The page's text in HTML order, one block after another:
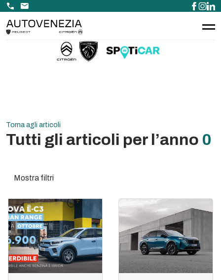
call email
Torna agli articoli
Tutti gli articoli per l’anno 0
Mostra filtri